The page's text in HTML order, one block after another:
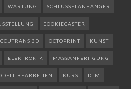
WARTUNG SCHLÜSSELANHÄNGER
COOKIECASTER
3D OCTOPRINT KUNST
ELEKTRONIK MASSANFERTIGUNG
BEARBEITEN KURS DTM